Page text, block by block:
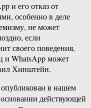
и его отказ от
особенно в деле
не может
если
своего поведения,
и WhatsApp может
Хинштейн.
в нашем
действующей